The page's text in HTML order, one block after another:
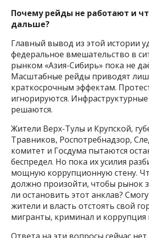
Почему рейды не работают и
дальше?
Главный вывод из этой истории
федеральное вмешательство в
рынком «Азия-Сибирь» пока не
Масштабные рейды приводят
краткосрочным эффектам.
игнорируются.
решаются.
Жители Верх-Тулы и Крупской,
Травников, Роспотребнадзор,
комитет и Госдума пытаются
беспредел. Но пока их усилия
мощную коррупционную стену.
должно произойти, чтобы рынок
ли остановить этот анклав?
жители и власть отстоять свой
мигранты, криминал и коррупция